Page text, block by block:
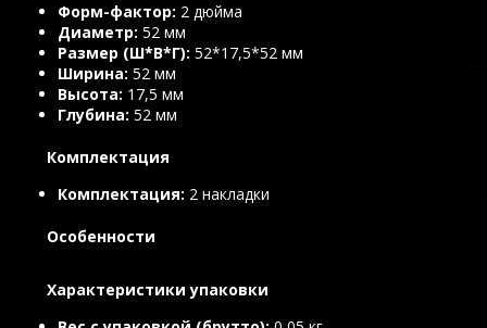
Форм-фактор 2 дюйма
Диаметр 52 мм
Размер (Ш*В*Г) 52*17,5*52 мм
Ширина 52 мм
Высота 17,5 мм
Глубина 52 мм
Комплектация
Комплектация 2 накладки
Особенности
Характеристики упаковки